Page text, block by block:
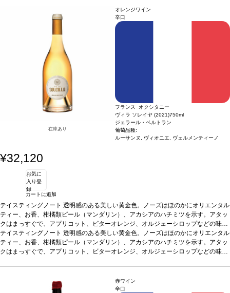
38% グルナッシュ・ノワール、11% シラー、7% ムールヴェードル、3% ヴィオニ
デメテール（オーガニック/バイオダイナミック）
切れの場合、在庫があり価格が同様の場合は自動的に次のヴィンテージに変更され
ます、ご了承ください。
在庫あり
オレンジワイン
辛口
フランス オクシタニー
ヴィラ ソレイヤ (2021)750ml
ジェラール・ベルトラン
葡萄品種:
ルーサンヌ, ヴィオニエ, ヴェルメンティーノ
¥32,120
お気に
入り登
録
カートに追加
テイスティングノート 透明感のある美しい黄金色。ノーズはほのかにオリエンタル
ティー、お香、柑橘類ピール（マンダリン）、アカシアのハチミツを示す。アタッ
クはまっすぐで、アプリコット、ビターオレンジ、オルジェーシロップなどの味わ
いを含む。ミッドパレットは、調和の取れたストラクチャーが塩味とクリーミーな
バターのニュアンスによりバランスが取れている。フィニッシュは、ラ・クラープ
のテロワールに沿った心地よいデリケートな塩味と、カリンやミネラルのタッチを
なスパイスを効かせたロースト野菜、フレッシュな山羊のチーズや熟成した牛や羊
葡萄品種ルーサンヌ、ヴェルメンティーノ、ヴィオニエ
*本ヴィンテージが在庫切れの場合、在庫があり価格が同様の場合は自動的に次の
ヴィンテージに変更されますのでご了承ください。
テイスティングノート 透明感のある美しい黄金色。ノーズはほのかにオリエンタル
ティー、お香、柑橘類ピール（マンダリン）、アカシアのハチミツを示す。アタッ
クはまっすぐで、アプリコット、ビターオレンジ、オルジェーシロップなどの味わ
のテロワールに沿った心地よいデリケートな塩味と、カリンやミネラルのタッチを
伴う。コクがあり濃厚な味わいで、アロマの余韻が美しく続き、タンニンは調和の
赤ワイン
辛口